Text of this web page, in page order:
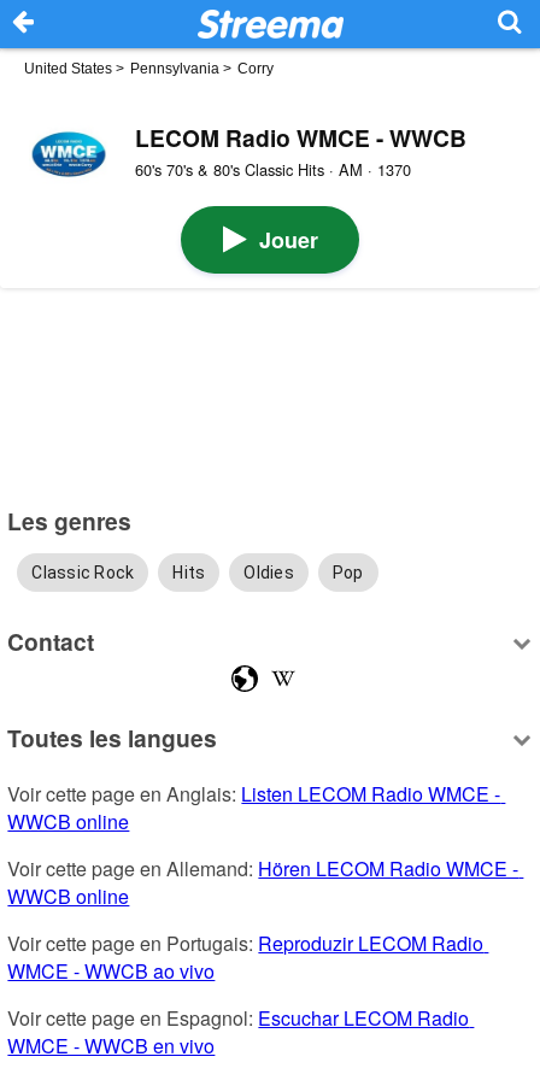
United States > Pennsylvania > Corry
LECOM Radio WMCE - WWCB
60's 70's & 80's Classic Hits · AM · 1370
Jouer
Les genres
Classic Rock Hits Oldies Pop
Contact
Toutes les langues
Voir cette page en Anglais: Listen LECOM Radio WMCE -
WWCB online
Voir cette page en Allemand: Hören LECOM Radio WMCE -
WWCB online
Voir cette page en Portugais: Reproduzir LECOM Radio
WMCE - WWCB ao vivo
Voir cette page en Espagnol: Escuchar LECOM Radio
WMCE - WWCB en vivo